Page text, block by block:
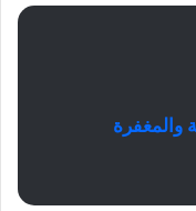
والمغفرة